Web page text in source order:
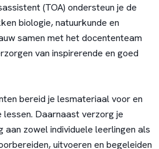
(TOA) ondersteun je de
biologie, natuurkunde en
samen met het docententeam
van inspirerende en goed
bereid je lesmateriaal voor en
lessen. Daarnaast verzorg je
aan zowel individuele leerlingen als
uitvoeren en begeleiden